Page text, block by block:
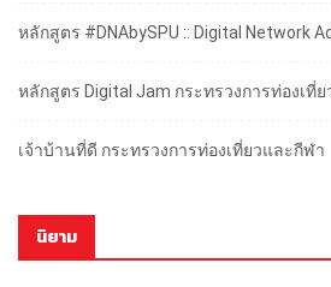
หลักสูตร #DNAbySPU :: Digital Network
หลักสูตร Digital Jam กระทรวงการท่องเที่
เจ้าบ้านที่ดี กระทรวงการท่องเที่ยวและกีฬา
นิยาม